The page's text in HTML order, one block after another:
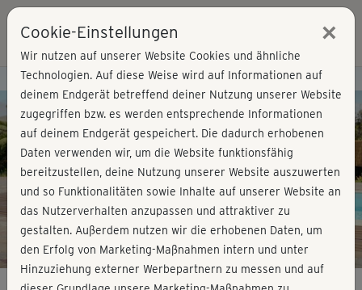
Play
Video
Kursvorschau - Jetzt mitmachen!
Cookie-Einstellungen ×
Wir nutzen auf unserer Website Cookies und ähnliche
Technologien. Auf diese Weise wird auf Informationen auf
deinem Endgerät betreffend deiner Nutzung unserer Website
zugegriffen bzw. es werden entsprechende Informationen
auf deinem Endgerät gespeichert. Die dadurch erhobenen
Daten verwenden wir, um die Website funktionsfähig
bereitzustellen, deine Nutzung unserer Website auszuwerten
und so Funktionalitäten sowie Inhalte auf unserer Website an
das Nutzerverhalten anzupassen und attraktiver zu
gestalten. Außerdem nutzen wir die erhobenen Daten, um
den Erfolg von Marketing-Maßnahmen intern und unter
Hinzuziehung externer Werbepartnern zu messen und auf